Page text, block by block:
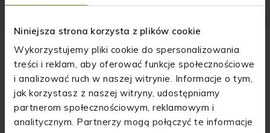
Niniejsza strona korzysta z plików cookie
Wykorzystujemy pliki cookie do spersonalizowania
treści i reklam, aby oferować funkcje społecznościowe
i analizować ruch w naszej witrynie. Informacje o tym,
jak korzystasz z naszej witryny, udostępniamy
partnerom społecznościowym, reklamowym i
analitycznym. Partnerzy mogą połączyć te informacje
Wyrażam zgodę na przetwarzanie (zobacz więcej)...
Piszą o nas:
Od chorego pupila do pomysłu na biznes.
Nietypowa historia producenta olejków CBD
"Niektóre pomysły na biznes rodzą się z pasji, inne z
chęci wypełnienia niszy na rynku. W przypadku
Damiana Olędzkiego i Izabeli Wojciuk impulsem do